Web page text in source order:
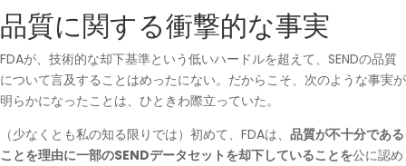
品質に関する衝撃的な事実
FDAが、技術的な却下基準という低いハードルを超えて、SENDの品質
について言及することはめったにない。だからこそ、次のような事実が
明らかになったことは、ひときわ際立っていた。
（少なくとも私の知る限りでは）初めて、FDAは、 品質が不十分である
ことを理由に一部のSENDデータセットを却下していることを公に認め